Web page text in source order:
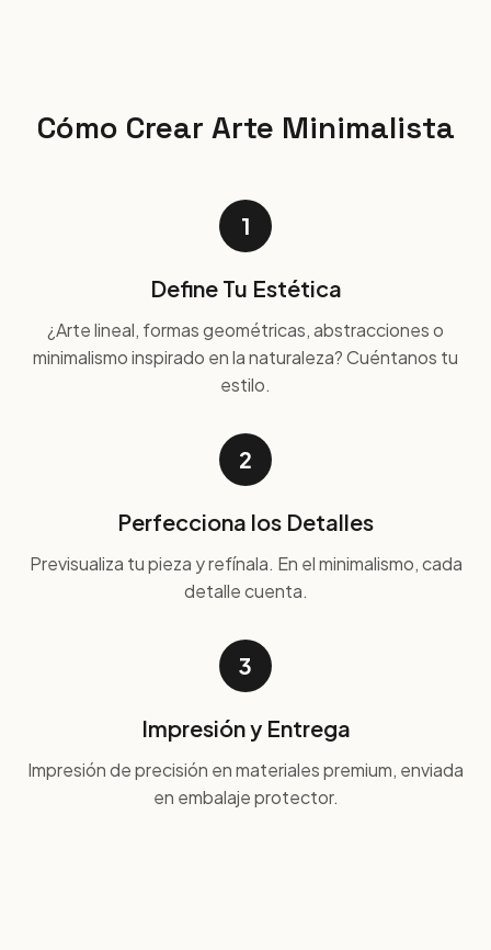
Cómo Crear Arte Minimalista
1
Define Tu Estética
¿Arte lineal, formas geométricas, abstracciones o
minimalismo inspirado en la naturaleza? Cuéntanos tu
estilo.
2
Perfecciona los Detalles
Previsualiza tu pieza y refínala. En el minimalismo, cada
detalle cuenta.
3
Impresión y Entrega
Impresión de precisión en materiales premium, enviada
en embalaje protector.